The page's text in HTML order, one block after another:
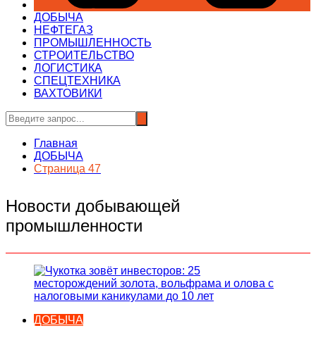
ДОБЫЧА
НЕФТЕГАЗ
ПРОМЫШЛЕННОСТЬ
СТРОИТЕЛЬСТВО
ЛОГИСТИКА
СПЕЦТЕХНИКА
ВАХТОВИКИ
Главная
ДОБЫЧА
Страница 47
Новости добывающей
промышленности
ДОБЫЧА